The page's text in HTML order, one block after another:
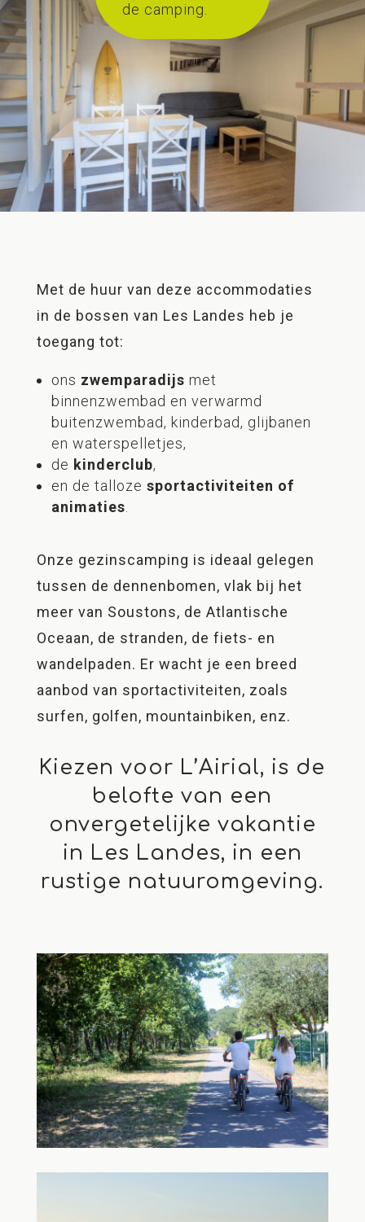
de camping.
Met de huur van deze accommodaties
in de bossen van Les Landes heb je
toegang tot:
ons zwemparadijs met
binnenzwembad en verwarmd
buitenzwembad, kinderbad, glijbanen
en waterspelletjes,
de kinderclub,
en de talloze sportactiviteiten of
animaties
Onze gezinscamping is ideaal gelegen
tussen de dennenbomen, vlak bij het
meer van Soustons, de Atlantische
Oceaan, de stranden, de fiets- en
wandelpaden. Er wacht je een breed
aanbod van sportactiviteiten, zoals
surfen, golfen, mountainbiken, enz.
Kiezen voor L’Airial, is de
belofte van een
onvergetelijke vakantie
in Les Landes, in een
rustige natuuromgeving.